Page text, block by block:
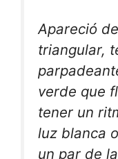
Apareció
triangular,
verde que
tener un
luz blanca
un par de